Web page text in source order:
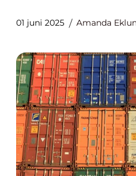
01 juni 2025 Amanda